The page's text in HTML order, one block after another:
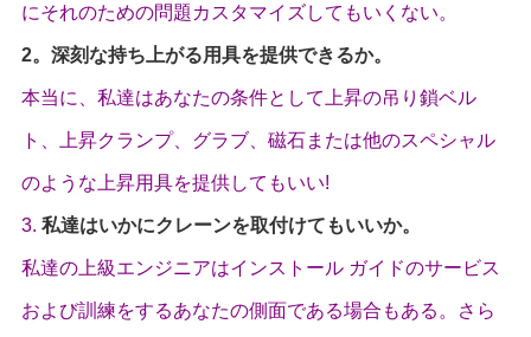
にそれのための問題カスタマイズしてもいくない。
2。深刻な持ち上がる用具を提供できるか。
本当に、私達はあなたの条件として上昇の吊り鎖ベル
ト、上昇クランプ、グラブ、磁石または他のスペシャル
のような上昇用具を提供してもいい!
3. 私達はいかにクレーンを取付けてもいいか。
私達の上級エンジニアはインストール ガイドのサービス
および訓練をするあなたの側面である場合もある。さら